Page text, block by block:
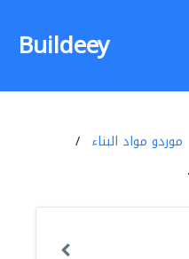
Buildeey
موردو مواد البناء